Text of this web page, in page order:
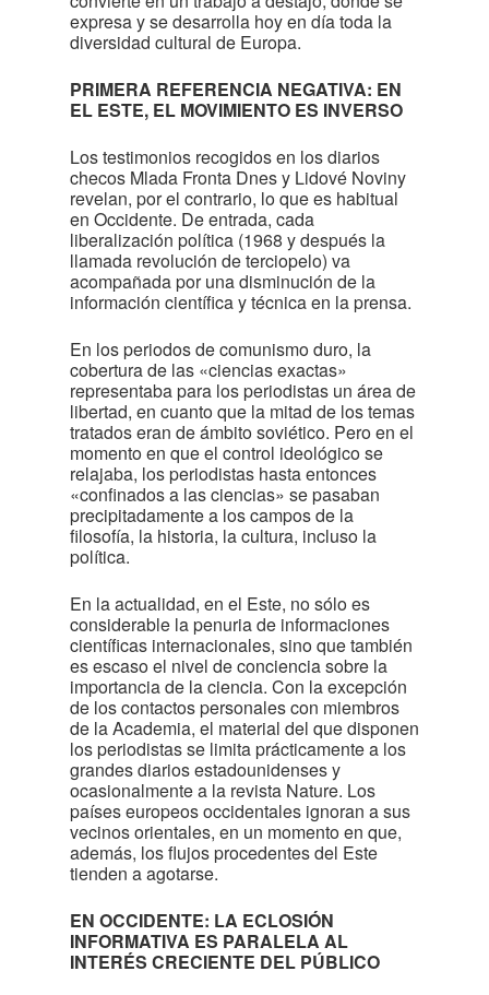
expresa y se desarrolla hoy en día toda la
diversidad cultural de Europa.
PRIMERA REFERENCIA NEGATIVA: EN
EL ESTE, EL MOVIMIENTO ES INVERSO
Los testimonios recogidos en los diarios
checos Mlada Fronta Dnes y Lidové Noviny
revelan, por el contrario, lo que es habitual
en Occidente. De entrada, cada
liberalización política (1968 y después la
llamada revolución de terciopelo) va
acompañada por una disminución de la
información científica y técnica en la prensa.
En los periodos de comunismo duro, la
cobertura de las «ciencias exactas»
representaba para los periodistas un área de
libertad, en cuanto que la mitad de los temas
tratados eran de ámbito soviético. Pero en el
momento en que el control ideológico se
relajaba, los periodistas hasta entonces
«confinados a las ciencias» se pasaban
precipitadamente a los campos de la
filosofía, la historia, la cultura, incluso la
política.
En la actualidad, en el Este, no sólo es
considerable la penuria de informaciones
científicas internacionales, sino que también
es escaso el nivel de conciencia sobre la
importancia de la ciencia. Con la excepción
de los contactos personales con miembros
de la Academia, el material del que disponen
los periodistas se limita prácticamente a los
grandes diarios estadounidenses y
ocasionalmente a la revista Nature. Los
países europeos occidentales ignoran a sus
vecinos orientales, en un momento en que,
además, los flujos procedentes del Este
tienden a agotarse.
EN OCCIDENTE: LA ECLOSIÓN
INFORMATIVA ES PARALELA AL
INTERÉS CRECIENTE DEL PÚBLICO